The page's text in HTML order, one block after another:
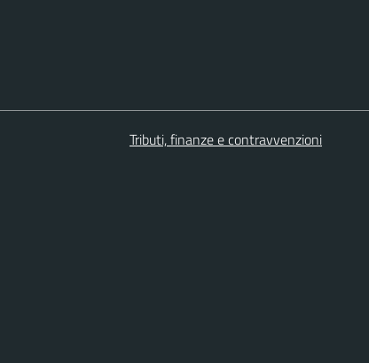
Tributi, finanze e contravvenzioni